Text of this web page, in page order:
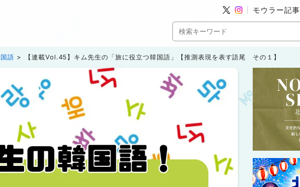
モウラー記事
語 【連載Vol.45】キム先生の「旅に役立つ韓国語」【推測表現を表す語尾 その１】